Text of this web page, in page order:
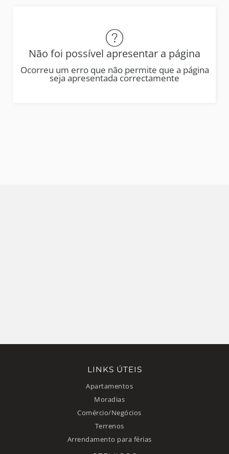
Não foi possível apresentar a página
Ocorreu um erro que não permite que a página
seja apresentada correctamente
LINKS ÚTEIS
Apartamentos
Moradias
Comércio/Negócios
Terrenos
Arrendamento para férias